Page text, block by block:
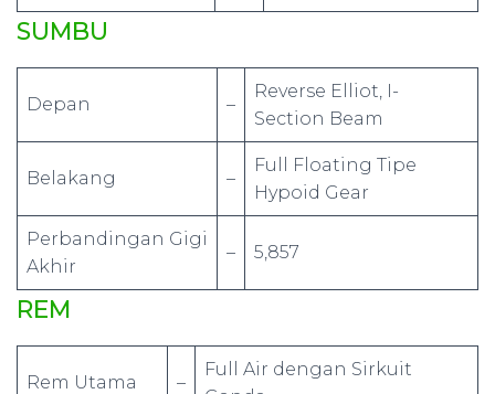
SUMBU
Depan –
Reverse Elliot, I-
Section Beam
Belakang –
Full Floating Tipe
Hypoid Gear
Perbandingan Gigi
Akhir
– 5,857
REM
Rem Utama –
Full Air dengan Sirkuit